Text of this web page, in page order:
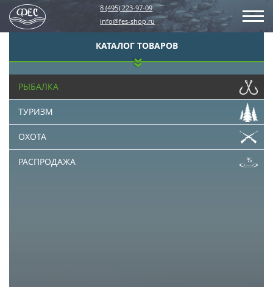
8 (495) 223-97-09
info@fes-shop.ru
КАТАЛОГ ТОВАРОВ
РЫБАЛКА
ТУРИЗМ
ОХОТА
РАСПРОДАЖА